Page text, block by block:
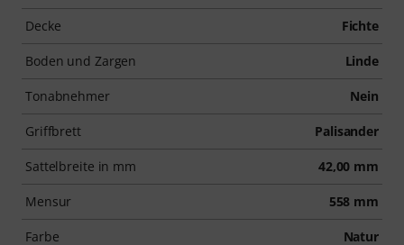
Decke Fichte
Boden und Zargen Linde
Tonabnehmer Nein
Griffbrett Palisander
Sattelbreite in mm 42,00 mm
Mensur 558 mm
Farbe Natur